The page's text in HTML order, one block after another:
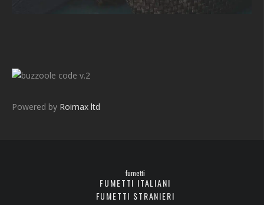
v.2
Powered by Roimax ltd
fumetti
FUMETTI ITALIANI
FUMETTI STRANIERI